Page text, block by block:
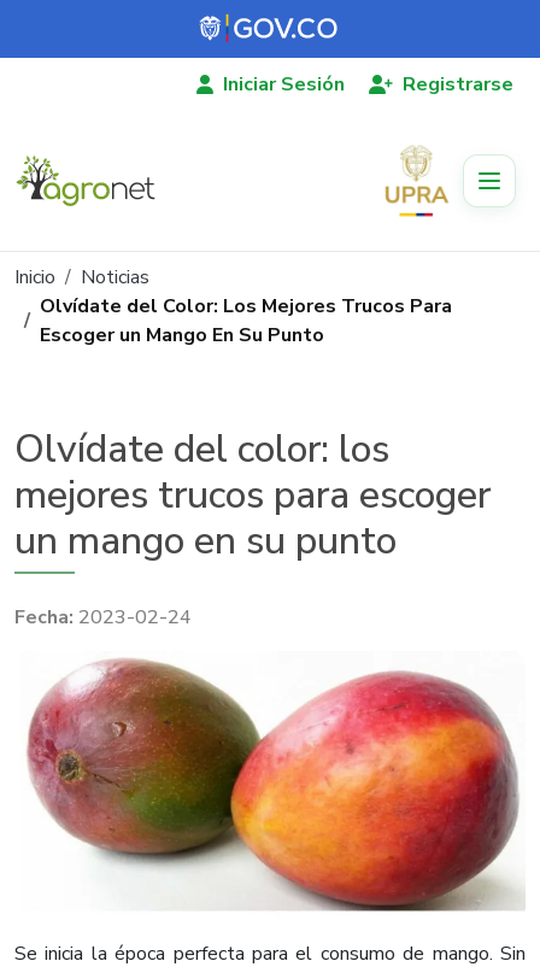
Pasar al contenido principal
Iniciar Sesión Registrarse
Ruta de navegación
Inicio
Noticias
Olvídate del Color: Los Mejores Trucos Para
Escoger un Mango En Su Punto
Olvídate del color: los
mejores trucos para escoger
un mango en su punto
2023-02-24
Se inicia la época perfecta para el consumo de mango. Sin